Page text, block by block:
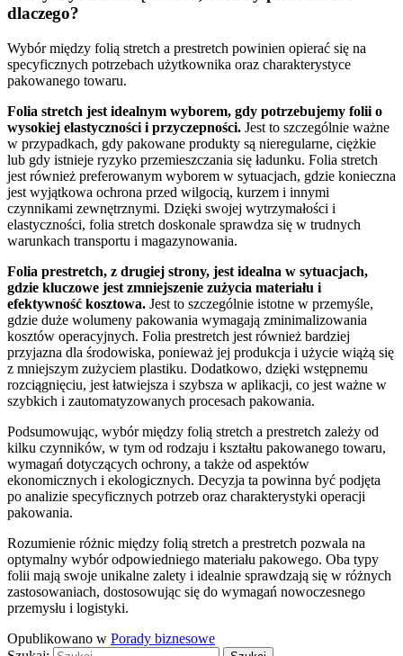
dlaczego?
Wybór między folią stretch a prestretch powinien opierać się na
specyficznych potrzebach użytkownika oraz charakterystyce
pakowanego towaru.
Folia stretch jest idealnym wyborem, gdy potrzebujemy folii o
wysokiej elastyczności i przyczepności. Jest to szczególnie ważne
w przypadkach, gdy pakowane produkty są nieregularne, ciężkie
lub gdy istnieje ryzyko przemieszczania się ładunku. Folia stretch
jest również preferowanym wyborem w sytuacjach, gdzie konieczna
jest wyjątkowa ochrona przed wilgocią, kurzem i innymi
czynnikami zewnętrznymi. Dzięki swojej wytrzymałości i
elastyczności, folia stretch doskonale sprawdza się w trudnych
warunkach transportu i magazynowania.
Folia prestretch, z drugiej strony, jest idealna w sytuacjach,
gdzie kluczowe jest zmniejszenie zużycia materiału i
efektywność kosztowa. Jest to szczególnie istotne w przemyśle,
gdzie duże wolumeny pakowania wymagają zminimalizowania
kosztów operacyjnych. Folia prestretch jest również bardziej
przyjazna dla środowiska, ponieważ jej produkcja i użycie wiążą się
z mniejszym zużyciem plastiku. Dodatkowo, dzięki wstępnemu
rozciągnięciu, jest łatwiejsza i szybsza w aplikacji, co jest ważne w
szybkich i zautomatyzowanych procesach pakowania.
Podsumowując, wybór między folią stretch a prestretch zależy od
kilku czynników, w tym od rodzaju i kształtu pakowanego towaru,
wymagań dotyczących ochrony, a także od aspektów
ekonomicznych i ekologicznych. Decyzja ta powinna być podjęta
po analizie specyficznych potrzeb oraz charakterystyki operacji
pakowania.
Rozumienie różnic między folią stretch a prestretch pozwala na
optymalny wybór odpowiedniego materiału pakowego. Oba typy
folii mają swoje unikalne zalety i idealnie sprawdzają się w różnych
zastosowaniach, dostosowując się do wymagań nowoczesnego
przemysłu i logistyki.
Opublikowano w Porady biznesowe